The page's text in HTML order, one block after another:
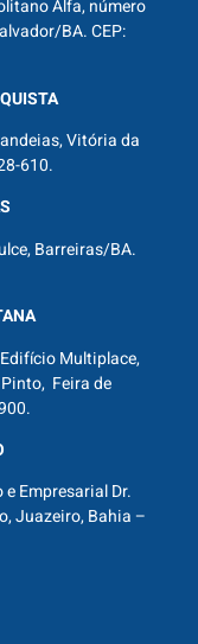
Alfa, número
BA. CEP:
Vitória da
610.
Barreiras/BA.
Multiplace,
Feira de
Empresarial Dr.
Juazeiro, Bahia –